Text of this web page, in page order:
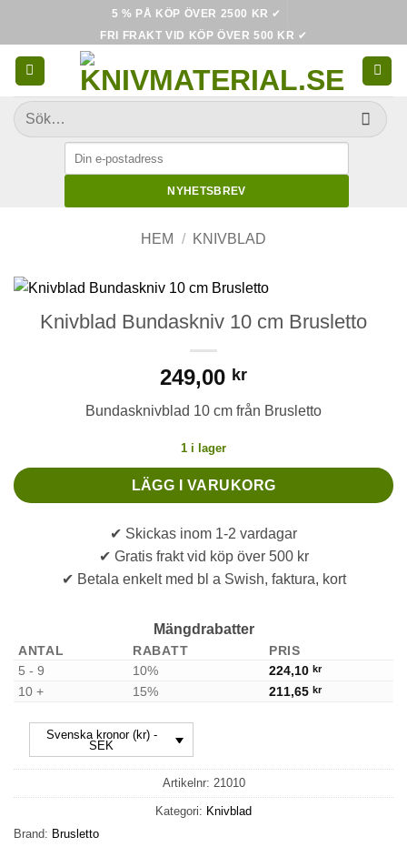
content
5 % PÅ KÖP ÖVER 2500 KR ✔
FRI FRAKT VID KÖP ÖVER 500 KR ✔
Sök
efter:
NYHETSBREV
HEM / KNIVBLAD
Knivblad Bundaskniv 10 cm Brusletto
249,00 kr
Bundasknivblad 10 cm från Brusletto
1 i lager
LÄGG I VARUKORG
✔ Skickas inom 1-2 vardagar
✔ Gratis frakt vid köp över 500 kr
✔ Betala enkelt med bl a Swish, faktura, kort
Mängdrabatter
ANTAL RABATT
PRIS
5 - 9
10% 224,10 kr
10 + 15% 211,65 kr
Svenska kronor (kr) -
SEK
Artikelnr: 21010
Kategori: Knivblad
Brand: Brusletto